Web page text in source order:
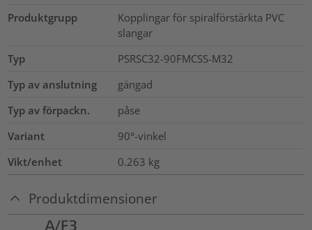
Produktgrupp
Kopplingar för spiralförstärkta PVC
slangar
Typ
PSRSC32-90FMCSS-M32
Typ av anslutning
gängad
Typ av förpackn.
påse
Variant
90°-vinkel
Vikt/enhet
0.263 kg
Produktdimensioner